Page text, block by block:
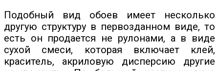
Подобный вид обоев имеет несколько
другую структуру в первозданном виде, то
есть он продается не рулонами, а в виде
сухой смеси, которая включает клей,
краситель, акриловую дисперсию другие